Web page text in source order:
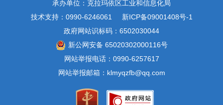
开工作，主要领导 亲自
政务信息公开纳入重要议事日
程，建立健全工作机制，定期对
政务栏信息开展督查核验，对发
行信息公开制度并做好信息公开
承办单位：克拉玛依区工业和信息化局
技术支持：0990-6246061
新ICP备09001408号-1
政府网站识标码：6502030044
新公网安备 65020302000116号
网站举报电话：0990-6257617
网站举报邮箱：klmyqzfb@qq.com